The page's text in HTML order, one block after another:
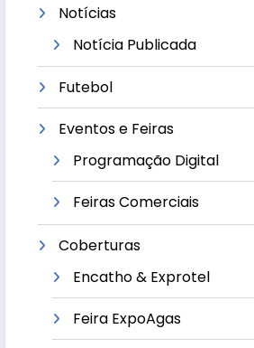
Notícias
Notícia Publicada
Futebol
Eventos e Feiras
Programação Digital
Feiras Comerciais
Coberturas
Encatho & Exprotel
Feira ExpoAgas